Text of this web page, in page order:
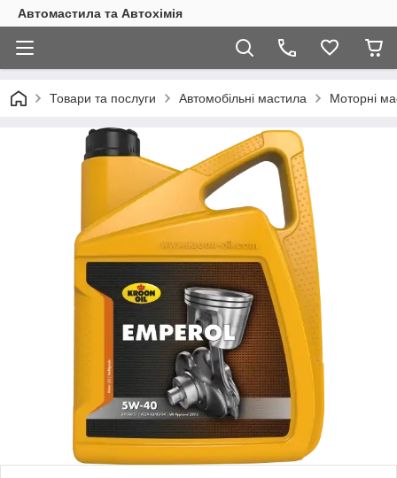
Автомастила та Автохімія
Товари та послуги Автомобільні мастила Моторні